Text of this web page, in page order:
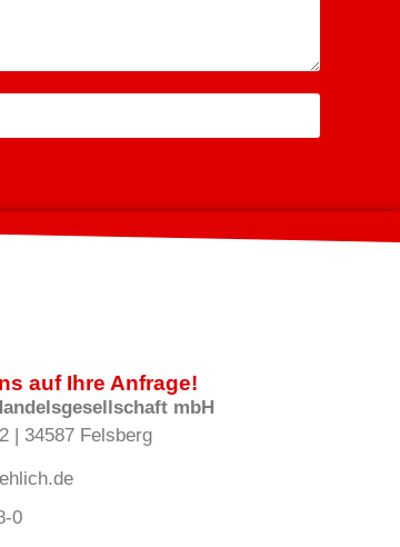
auf Ihre Anfrage!
mbH
| 34587 Felsberg
0